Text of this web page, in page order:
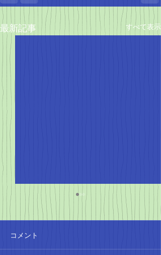
最新記事 すべて表示
4月の陸上シーズンがや
ってきた！
4月に入ると、本格的な陸上
のシーズンが始まります。
コメント